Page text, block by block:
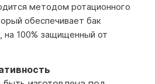
методом ротационного
обеспечивает бак
на 100% защищенный от